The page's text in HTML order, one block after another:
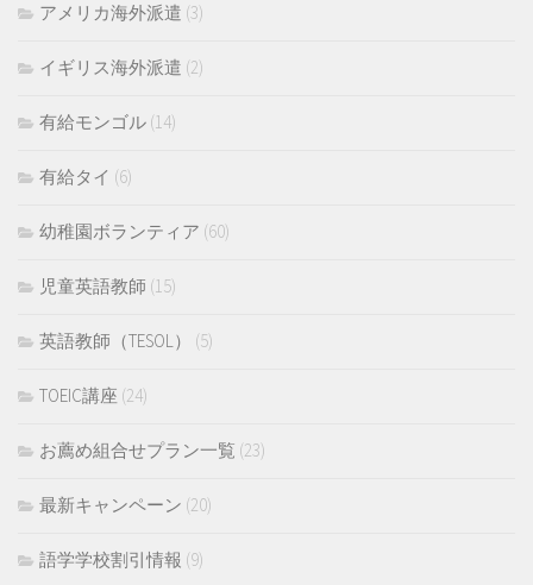
アメリカ海外派遣 (3)
イギリス海外派遣 (2)
有給モンゴル (14)
有給タイ (6)
幼稚園ボランティア (60)
児童英語教師 (15)
英語教師（TESOL） (5)
TOEIC講座 (24)
お薦め組合せプラン一覧 (23)
最新キャンペーン (20)
語学学校割引情報 (9)